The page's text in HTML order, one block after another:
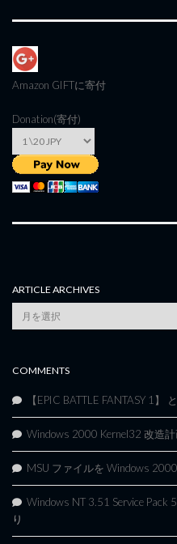
Amazon GIFTに寄付
Donation(寄付)
ARTICLE ARCHIVES
Article
Archives
COMMENTS
【EPIC BATTLE FANTASY 1】
Windows 2000 Kernel32 改造計
MSU ファイルを Windows
Windows NT 3.51 Service Pack
り